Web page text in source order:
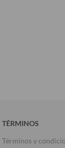
TÉRMINOS
Términos y